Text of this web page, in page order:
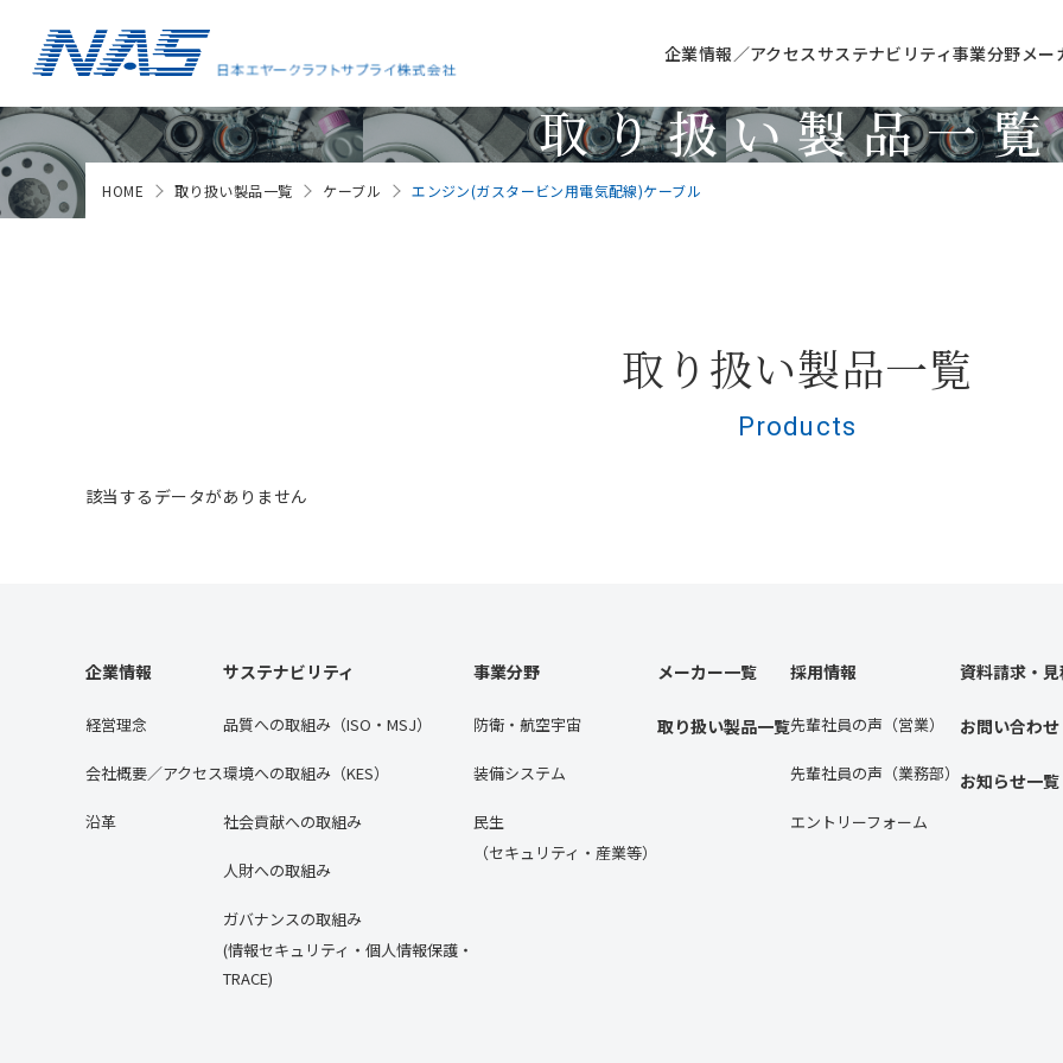
企業情報／アクセスサステナビリティ事業分野メー
取り扱い製品一覧
HOME 取り扱い製品一覧 ケーブル エンジン(ガスタービン用電気配線)ケーブル
取り扱い製品一覧
Products
該当するデータがありません
企業情報
経営理念
会社概要／アクセス
沿⾰
サステナビリティ
品質への取組み（ISO・MSJ）
環境への取組み（KES）
社会貢献への取組み
人財への取組み
ガバナンスの取組み
(情報セキュリティ・個人情報保護・
TRACE)
事業分野
防衛・航空宇宙
装備システム
民生
（セキュリティ・産業等）
メーカー一覧
取り扱い製品一覧
採用情報
先輩社員の声（営業）
先輩社員の声（業務部）
エントリーフォーム
資料請求・
お問い合わせ
お知らせ一覧